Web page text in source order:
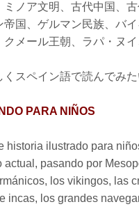
ノア文明、古代中国、古
国、ゲルマン民族、バイ
クメール王朝、ラパ・ヌ
スペイン語で読んでみた
PARA NIÑOS
historia ilustrado para
actual, pasando por
los vikingos, las
incas, los grandes